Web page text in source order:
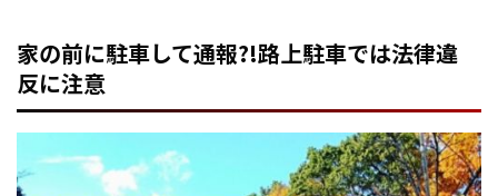
家の前に駐車して通報?!路上駐車では法律違
反に注意